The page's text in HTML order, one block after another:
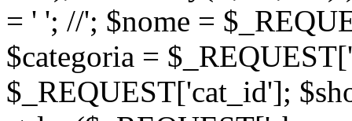
= ' '; //'; $nome =
$categoria =
$_REQUEST['cat_id'];